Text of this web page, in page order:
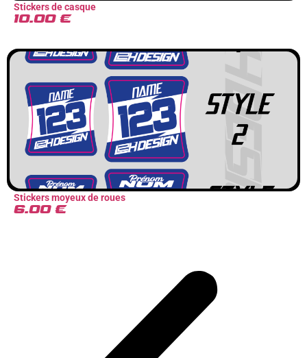
Stickers de casque
10.00 €
Stickers moyeux de roues
6.00 €